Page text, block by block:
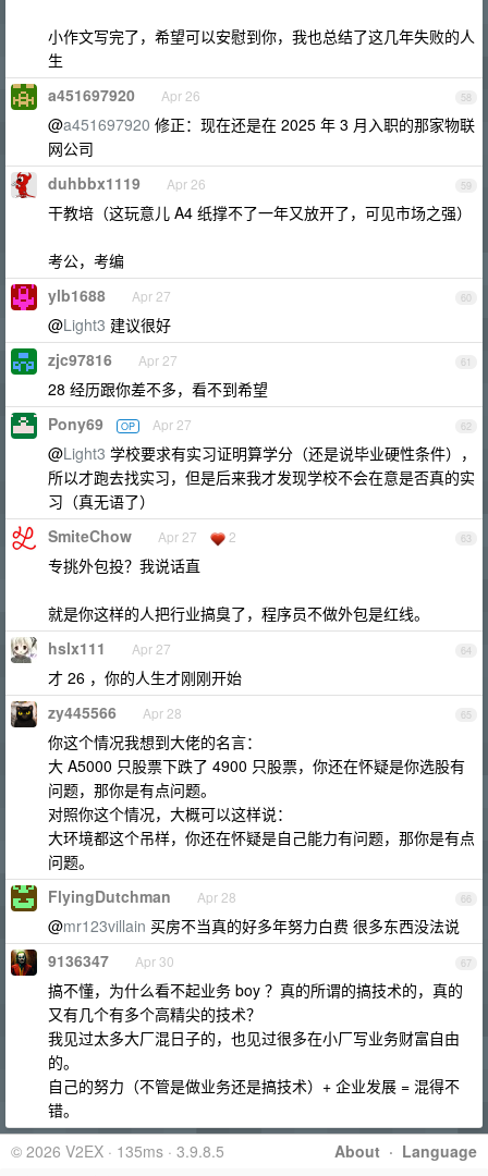
小作文写完了，希望可以安慰到你，我也总结了这几年失败的人
生
58
a451697920 Apr 26
@a451697920 修正：现在还是在 2025 年 3 月入职的那家物联
网公司
59
duhbbx1119 Apr 26
干教培（这玩意儿 A4 纸撑不了一年又放开了，可见市场之强）
考公，考编
60
ylb1688 Apr 27
@Light3 建议很好
61
zjc97816 Apr 27
28 经历跟你差不多，看不到希望
62
Pony69 OP Apr 27
@Light3 学校要求有实习证明算学分（还是说毕业硬性条件），
所以才跑去找实习，但是后来我才发现学校不会在意是否真的实
习（真无语了）
63
SmiteChow Apr 27 2
专挑外包投？我说话直
就是你这样的人把行业搞臭了，程序员不做外包是红线。
64
hslx111 Apr 27
才 26 ，你的人生才刚刚开始
65
zy445566 Apr 28
你这个情况我想到大佬的名言：
大 A5000 只股票下跌了 4900 只股票，你还在怀疑是你选股有
问题，那你是有点问题。
对照你这个情况，大概可以这样说：
大环境都这个吊样，你还在怀疑是自己能力有问题，那你是有点
问题。
66
FlyingDutchman Apr 28
@mr123villain 买房不当真的好多年努力白费 很多东西没法说
67
9136347 Apr 30
搞不懂，为什么看不起业务 boy ？真的所谓的搞技术的，真的
又有几个有多个高精尖的技术？
我见过太多大厂混日子的，也见过很多在小厂写业务财富自由
的。
自己的努力（不管是做业务还是搞技术）+ 企业发展 = 混得不
错。
About · Language
© 2026 V2EX · 135ms · 3.9.8.5